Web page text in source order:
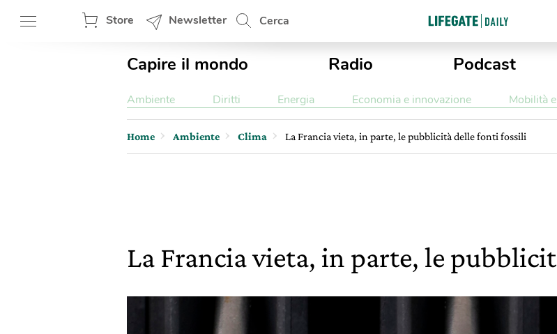
Store Newsletter Cerca
Capire il mondo Radio Podcast
Ambiente Diritti Energia Economia e innovazione Mobilità
Home Ambiente Clima La Francia vieta, in parte, le pubblicità delle fonti fossili
La Francia vieta, in parte, le